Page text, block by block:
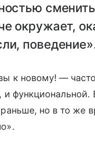
окружает,
к новому! —
и
но в то же